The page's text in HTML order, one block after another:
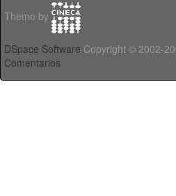
Theme by
DSpace Software Copyright © 2002-
Comentarios